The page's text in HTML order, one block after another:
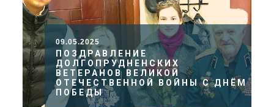
09.05.2025
ПОЗДРАВЛЕНИЕ
ДОЛГОПРУДНЕНСКИХ
ВЕТЕРАНОВ ВЕЛИКОЙ
ОТЕЧЕСТВЕННОЙ ВОЙНЫ С ДНЁМ
ПОБЕДЫ